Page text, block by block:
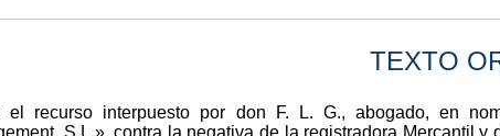
TEXTO
el recurso interpuesto por don F. L. G., abogado, en
S.L.», contra la negativa de la registradora Mercantil